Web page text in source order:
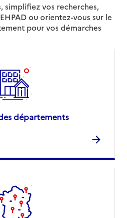
simplifiez vos recherches,
ou orientez-vous sur le
pour vos démarches
départements